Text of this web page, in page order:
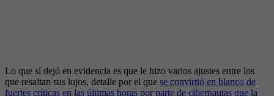
Lo que sí dejó en evidencia es que le hizo varios ajustes entre los
que resaltan sus lujos, detalle por el que se convirtió en blanco de
fuertes críticas en las últimas horas por parte de cibernautas que la